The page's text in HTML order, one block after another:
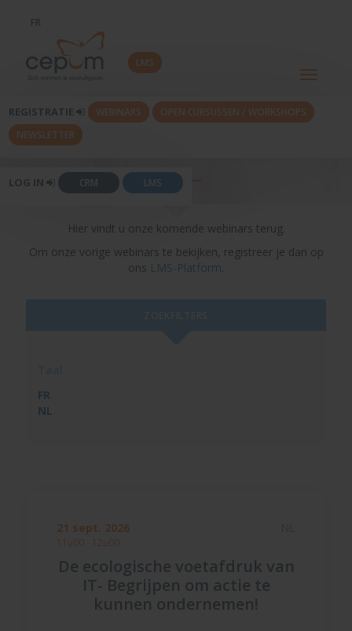
FR
REGISTRATIE WEBINARS
OPEN CURSUSSEN / WORKSHOPS
NEWSLETTER
LOG IN CRM LMS
Toggle
LMS
Hier vindt u onze komende webinars terug.
Om onze vorige webinars te bekijken, registreer je dan op
ons LMS-Platform
FR
NL
21 sept. 2026
11u00 - 12u00
NL
De ecologische voetafdruk van
IT- Begrijpen om actie te
kunnen ondernemen!